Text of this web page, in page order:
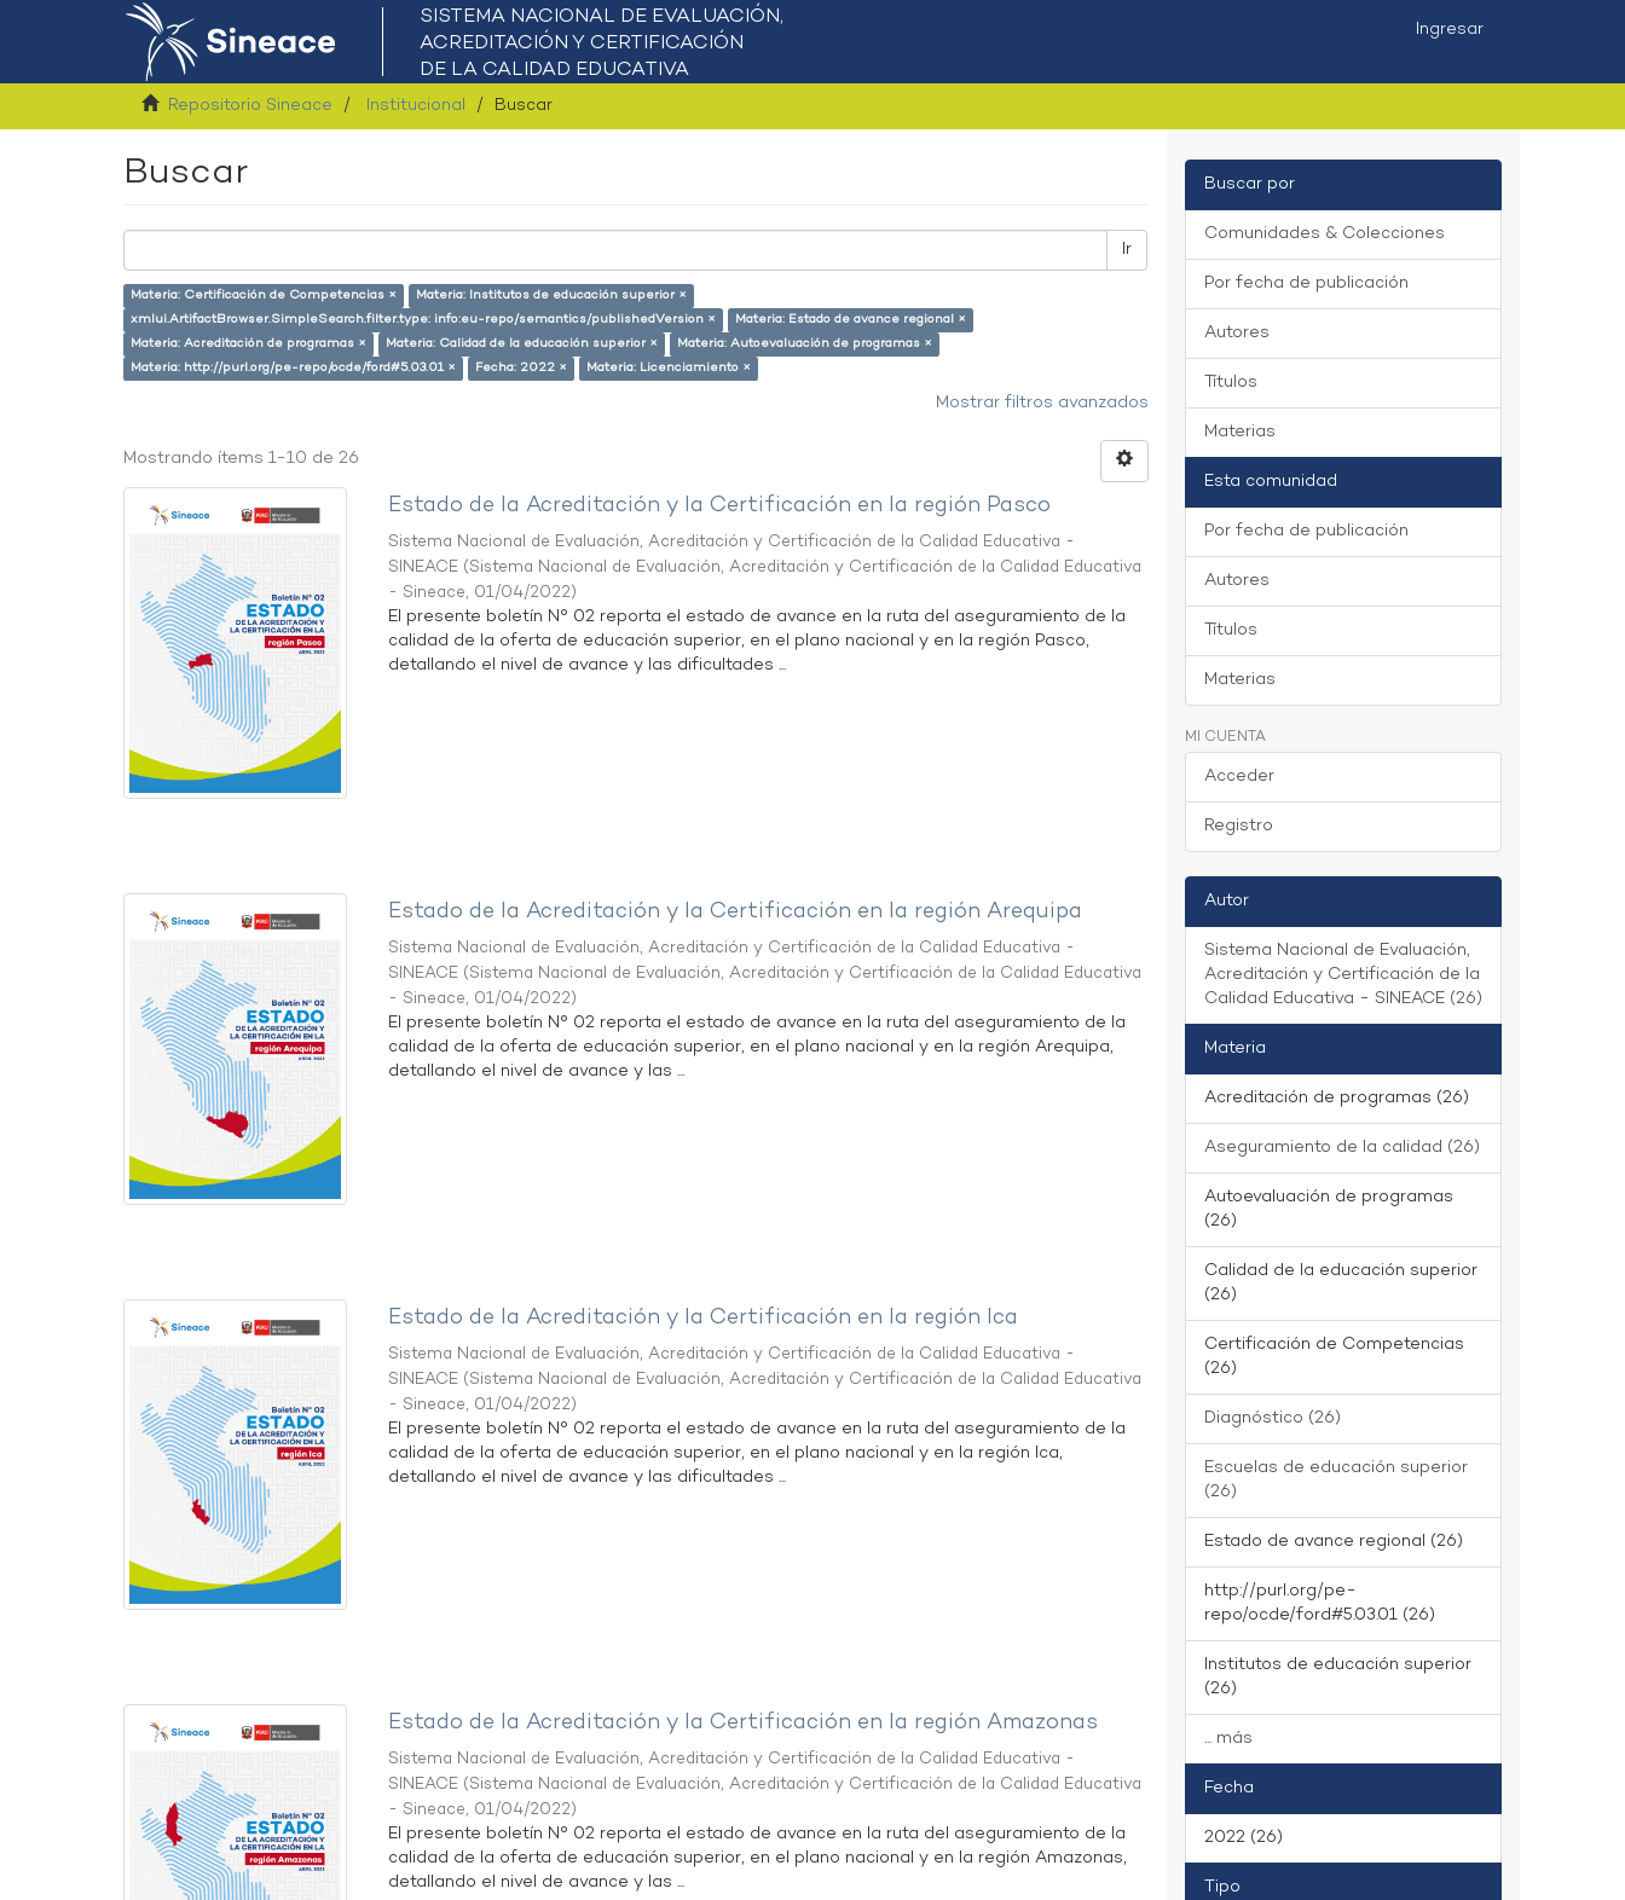
Ingresar
Repositorio Sineace Institucional Buscar
Buscar
Ir
Materia: Certificación de Competencias ×
Materia: Institutos de educación superior ×
xmlui.ArtifactBrowser.SimpleSearch.filter.type: info:eu-repo/semantics/publishedVersion ×
Materia: Estado de avance regional ×
Materia: Acreditación de programas ×
Materia: Calidad de la educación superior ×
Materia: Autoevaluación de programas ×
Materia: http://purl.org/pe-repo/ocde/ford#5.03.01 ×
Fecha: 2022 × Materia: Licenciamiento ×
Mostrar filtros avanzados
Mostrando ítems 1-10 de 26
Estado de la Acreditación y la Certificación en la región Pasco
Sistema Nacional de Evaluación, Acreditación y Certificación de la Calidad Educativa -
SINEACE (Sistema Nacional de Evaluación, Acreditación y Certificación de la Calidad Educativa
- Sineace, 01/04/2022)
El presente boletín N° 02 reporta el estado de avance en la ruta del aseguramiento de la
calidad de la oferta de educación superior, en el plano nacional y en la región Pasco,
detallando el nivel de avance y las dificultades ...
Estado de la Acreditación y la Certificación en la región Arequipa
Sistema Nacional de Evaluación, Acreditación y Certificación de la Calidad Educativa -
SINEACE (Sistema Nacional de Evaluación, Acreditación y Certificación de la Calidad Educativa
- Sineace, 01/04/2022)
El presente boletín N° 02 reporta el estado de avance en la ruta del aseguramiento de la
calidad de la oferta de educación superior, en el plano nacional y en la región Arequipa,
detallando el nivel de avance y las ...
Estado de la Acreditación y la Certificación en la región Ica
Sistema Nacional de Evaluación, Acreditación y Certificación de la Calidad Educativa -
SINEACE (Sistema Nacional de Evaluación, Acreditación y Certificación de la Calidad Educativa
- Sineace, 01/04/2022)
El presente boletín N° 02 reporta el estado de avance en la ruta del aseguramiento de la
calidad de la oferta de educación superior, en el plano nacional y en la región Ica,
detallando el nivel de avance y las dificultades ...
Estado de la Acreditación y la Certificación en la región Amazonas
Sistema Nacional de Evaluación, Acreditación y Certificación de la Calidad Educativa -
SINEACE (Sistema Nacional de Evaluación, Acreditación y Certificación de la Calidad Educativa
- Sineace, 01/04/2022)
El presente boletín N° 02 reporta el estado de avance en la ruta del aseguramiento de la
calidad de la oferta de educación superior, en el plano nacional y en la región Amazonas,
detallando el nivel de avance y las ...
Buscar por
Comunidades & Colecciones
Por fecha de publicación
Autores
Títulos
Materias
Esta comunidad
Por fecha de publicación
Autores
Títulos
Materias
MI CUENTA
Acceder
Registro
Autor
Sistema Nacional de Evaluación,
Acreditación y Certificación de la
Calidad Educativa - SINEACE (26)
Materia
Acreditación de programas (26)
Aseguramiento de la calidad (26)
Autoevaluación de programas
(26)
Calidad de la educación superior
(26)
Certificación de Competencias
(26)
Diagnóstico (26)
Escuelas de educación superior
(26)
Estado de avance regional (26)
http://purl.org/pe-
repo/ocde/ford#5.03.01 (26)
Institutos de educación superior
(26)
... más
Fecha
2022 (26)
Tipo